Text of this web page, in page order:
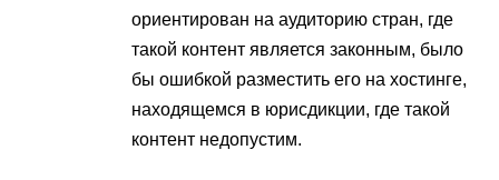
ориентирован на аудиторию стран, где
такой контент является законным, было
бы ошибкой разместить его на хостинге,
находящемся в юрисдикции, где такой
контент недопустим.